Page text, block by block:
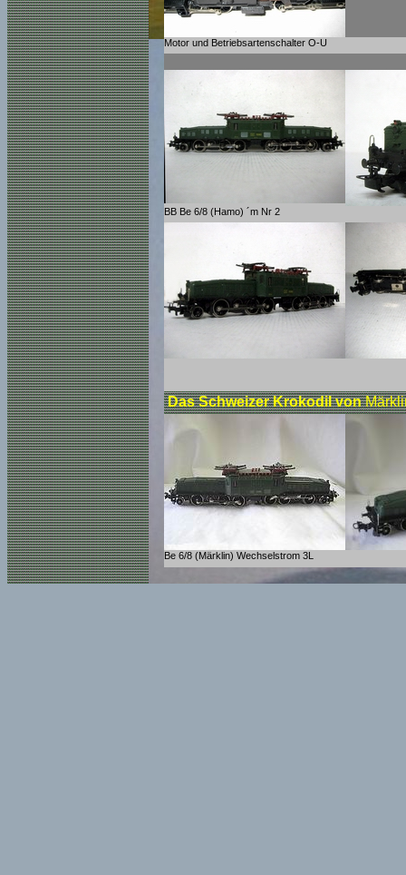
Motor und Betriebsartenschalter O-U
BB Be 6/8 (Hamo) ´m Nr 2
Das Schweizer Krokodil von
Be 6/8 (Märklin) Wechselstrom 3L